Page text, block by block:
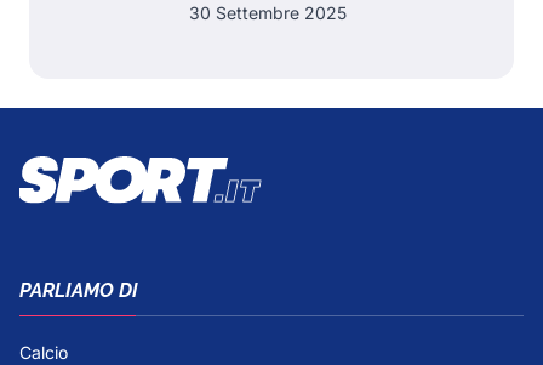
30 Settembre 2025
PARLIAMO DI
Calcio